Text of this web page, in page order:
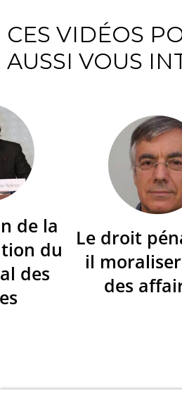
CES VIDÉOS
AUSSI VOUS
de la
du
des
Le droit
il
des